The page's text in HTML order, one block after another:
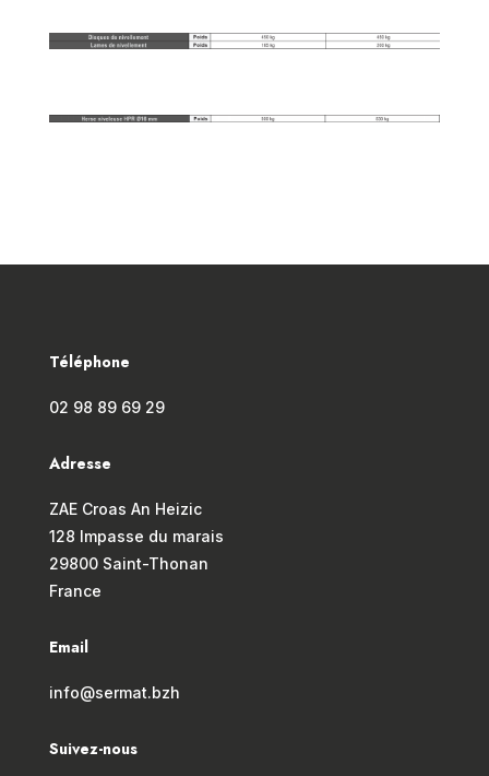
Téléphone
02 98 89 69 29
Adresse
ZAE Croas An Heizic
128 Impasse du marais
29800 Saint-Thonan
France
Email
info@sermat.bzh
Suivez-nous